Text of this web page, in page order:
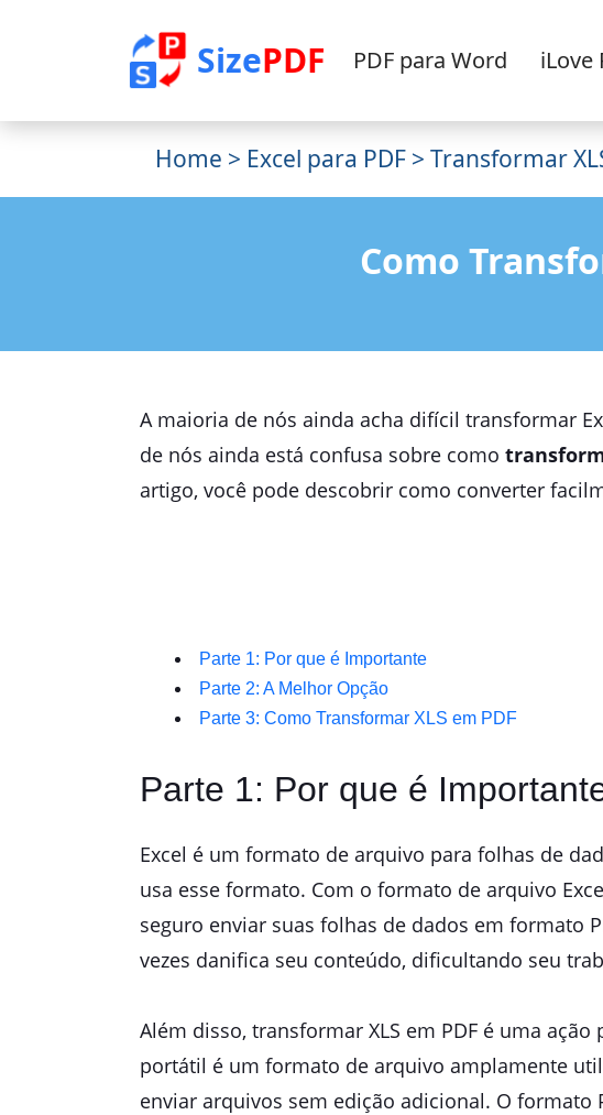
SizePDF PDF para Word iLove
Home > Excel para PDF > Transformar
Como
A maioria de nós ainda acha difícil transformar
de nós ainda está confusa sobre como
artigo, você pode descobrir como converter
Parte 1: Por que é Importante
Parte 2: A Melhor Opção
Parte 3: Como Transformar XLS em PDF
Parte 1: Por que é
Excel é um formato de arquivo para folhas de
usa esse formato. Com o formato de arquivo
seguro enviar suas folhas de dados em formato
vezes danifica seu conteúdo, dificultando seu
Além disso, transformar XLS em PDF é uma
portátil é um formato de arquivo amplamente
enviar arquivos sem edição adicional. O formato